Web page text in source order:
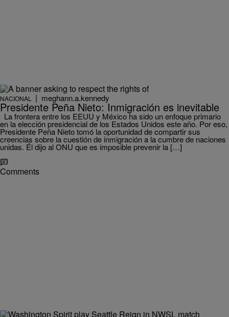
NACIONAL | meghann.a.kennedy
Presidente Peña Nieto: Inmigración es inevitable
La frontera entre los EEUU y México ha sido un enfoque primario
en la elección presidencial de los Estados Unidos este año. Por eso,
Presidente Peña Nieto tomó la oportunidad de compartir sus
creencias sobre la cuestión de inmigración a la cumbre de naciones
unidas. Él dijo al ONU que es imposible prevenir la […]
Comments